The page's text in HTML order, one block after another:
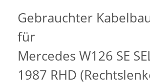
Gebrauchter
für
Mercedes W126 SE
1987 RHD